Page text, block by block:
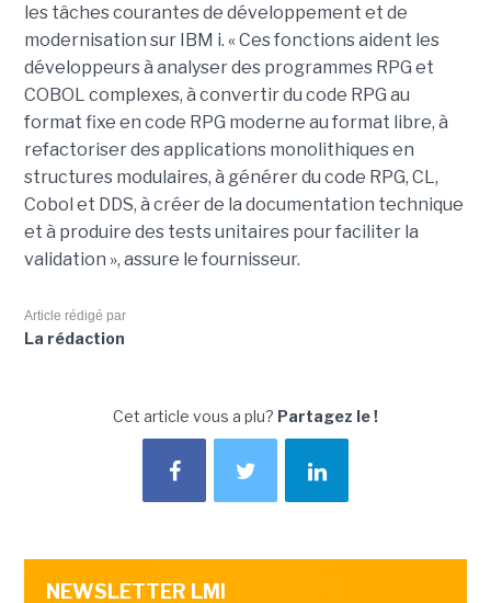
les tâches courantes de développement et de
modernisation sur IBM i. « Ces fonctions aident les
développeurs à analyser des programmes RPG et
COBOL complexes, à convertir du code RPG au
format fixe en code RPG moderne au format libre, à
refactoriser des applications monolithiques en
structures modulaires, à générer du code RPG, CL,
Cobol et DDS, à créer de la documentation technique
et à produire des tests unitaires pour faciliter la
validation », assure le fournisseur.
Article rédigé par
La rédaction
Cet article vous a plu? Partagez le !
NEWSLETTER LMI